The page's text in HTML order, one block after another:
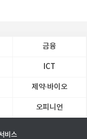
금융
ICT
제약∙바이오
오피니언
비스